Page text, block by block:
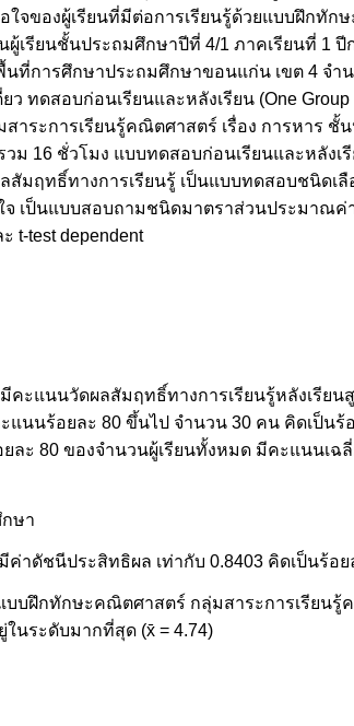
จของผู้เรียนที่มีต่อการเรียนรู้ด้วยแบบฝึกทัก
เรียนชั้นประถมศึกษาปีที่ 4/1 ภาคเรียนที่ 1 ปี
นที่การศึกษาประถมศึกษาขอนแก่น เขต 4 จำ
ทดสอบก่อนเรียนและหลังเรียน (One Group
าระการเรียนรู้คณิตศาสตร์ เรื่อง การหาร ชั้
ม 16 ชั่วโมง แบบทดสอบก่อนเรียนและหลังเ
มฤทธิ์ทางการเรียนรู้ เป็นแบบทดสอบชนิดเลื
เป็นแบบสอบถามชนิดมาตราส่วนประมาณค่
t-test dependent
ะแนนวัดผลสัมฤทธิ์ทางการเรียนรู้หลังเรียน
นนร้อยละ 80 ขึ้นไป จำนวน 30 คน คิดเป็นร้
ะ 80 ของจำนวนผู้เรียนทั้งหมด มีคะแนนเฉ
ษา
าดัชนีประสิทธิผล เท่ากับ 0.8403 คิดเป็นร้อย
บบฝึกทักษะคณิตศาสตร์ กลุ่มสาระการเรียนรู้
นระดับมากที่สุด (x̄ = 4.74)